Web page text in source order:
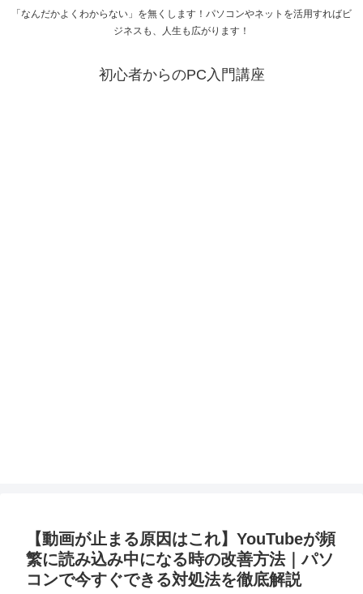
「なんだかよくわからない」を無くします！パソコンやネットを活用すればビ
ジネスも、人生も広がります！
初心者からのPC入門講座
【動画が止まる原因はこれ】YouTubeが頻
繁に読み込み中になる時の改善方法｜パソ
コンで今すぐできる対処法を徹底解説